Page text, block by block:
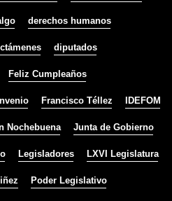
derechos humanos
diputados
Feliz Cumpleaños
Francisco Téllez IDEFOM
Nochebuena Junta de Gobierno
Legisladores LXVI Legislatura
Poder Legislativo